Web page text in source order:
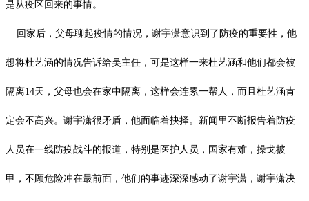
是从疫区回来的事情。
回家后，父母聊起疫情的情况，谢宇潇意识到了防疫的重要性，他
想将杜艺涵的情况告诉给吴主任，可是这样一来杜艺涵和他们都会被
隔离14天，父母也会在家中隔离，这样会连累一帮人，而且杜艺涵肯
定会不高兴。谢宇潇很矛盾，他面临着抉择。新闻里不断报告着防疫
人员在一线防疫战斗的报道，特别是医护人员，国家有难，操戈披
甲，不顾危险冲在最前面，他们的事迹深深感动了谢宇潇，谢宇潇决